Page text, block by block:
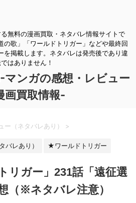
無料の漫画買取・ネタバレ情報サイトで
の歌」「ワールドトリガー」などや最終回
を掲載します。ネタバレは発売後であり違
はありません！
マンガの感想・レビュー
画買取情報-
ー（ネタバレあり） >
バレあり） ★ワールドトリガー
リガー」231話「遠征選
（※ネタバレ注意）